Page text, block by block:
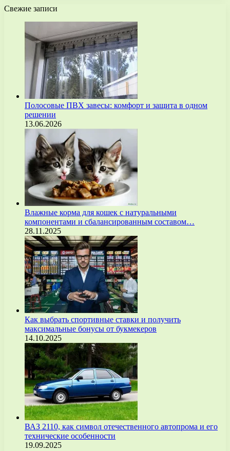
Свежие записи
Полосовые ПВХ завесы: комфорт и защита в одном
решении
13.06.2026
Влажные корма для кошек с натуральными
компонентами и сбалансированным составом…
28.11.2025
Как выбрать спортивные ставки и получить
максимальные бонусы от букмекеров
14.10.2025
ВАЗ 2110, как символ отечественного автопрома и его
технические особенности
19.09.2025